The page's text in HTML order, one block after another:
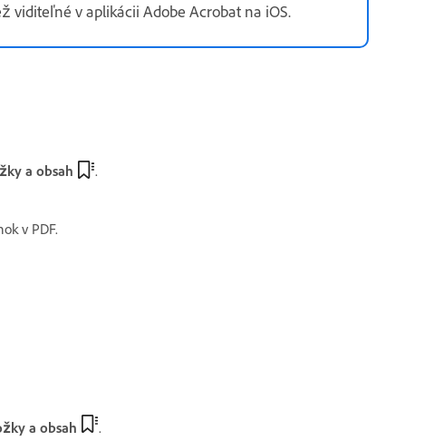
viditeľné v aplikácii Adobe Acrobat na iOS.
a obsah .
v PDF.
a obsah
.